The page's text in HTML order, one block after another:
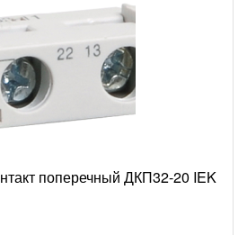
поперечный ДКП32-20 IEK